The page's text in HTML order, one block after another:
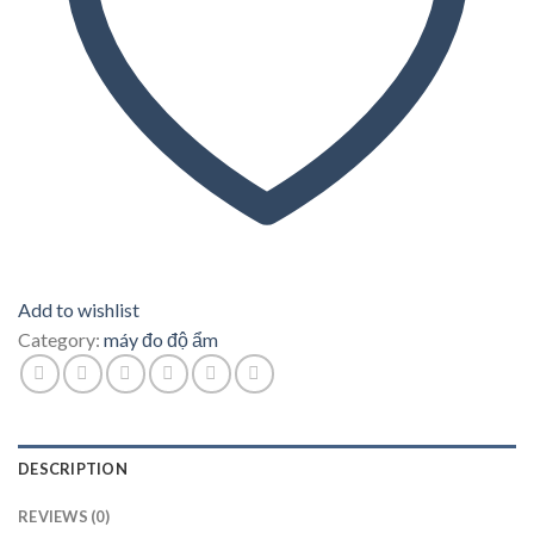
Add to wishlist
Category: máy đo độ ẩm
DESCRIPTION
REVIEWS (0)